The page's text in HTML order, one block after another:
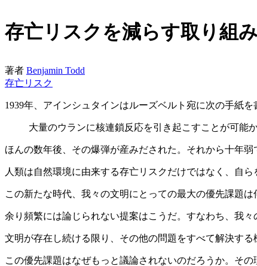
存亡リスクを減らす取り組
著者 Benjamin Todd
存亡リスク
1939年、アインシュタインはルーズベルト宛に次の手紙を
大量のウランに核連鎖反応を引き起こすことが可能
ほんの数年後、その爆弾が産みだされた。それから十年
人類は自然環境に由来する存亡リスクだけではなく、自
この新たな時代、我々の文明にとっての最大の優先課題
余り頻繁には論じられない提案はこうだ。すなわち、我々
文明が存在し続ける限り、その他の問題をすべて解決す
この優先課題はなぜもっと議論されないのだろうか。そ